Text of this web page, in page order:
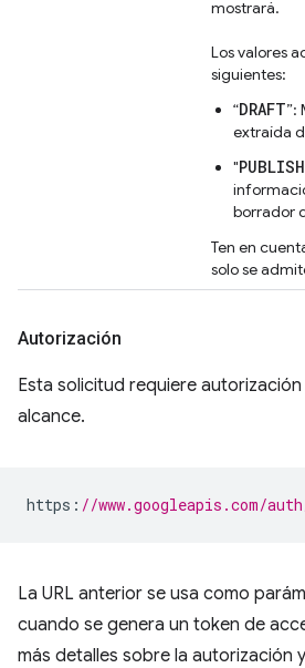
mostrará.
Los valores
siguientes:
“DRAFT”:
extraída
"
borrador
Ten en
solo se
Autorización
Esta solicitud requiere
alcance.
https : //www.googleapis.com/
La URL anterior se usa como
cuando se genera un token de
más detalles sobre la autorización